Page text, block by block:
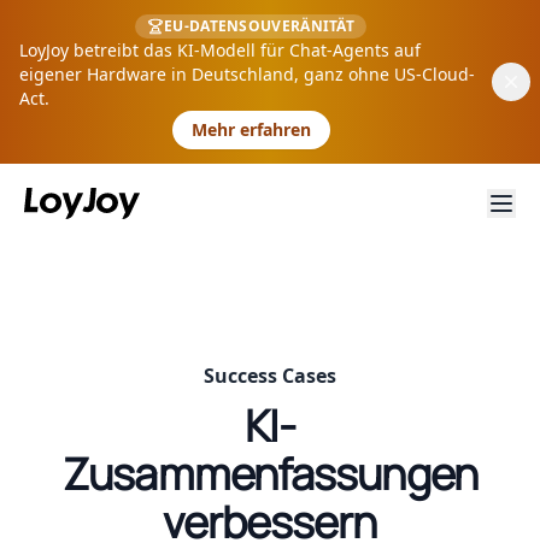
EU-DATENSOUVERÄNITÄT
LoyJoy betreibt das KI-Modell für Chat-Agents auf
eigener Hardware in Deutschland, ganz ohne US-Cloud-
Act.
Mehr erfahren
Success Cases
KI-
Zusammenfassungen
verbessern